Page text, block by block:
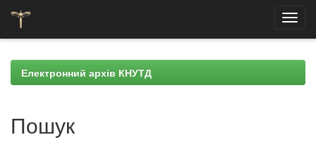
navigationЕлектронний архів КНУТД
Пошук